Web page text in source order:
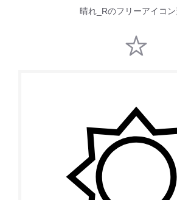
晴れ_Rのフリーアイコ